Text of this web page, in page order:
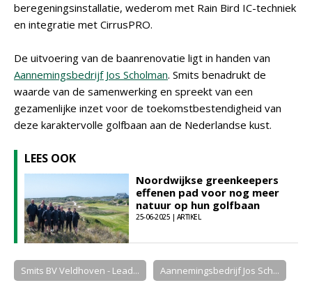
beregeningsinstallatie, wederom met Rain Bird IC-techniek
en integratie met CirrusPRO.
De uitvoering van de baanrenovatie ligt in handen van
Aannemingsbedrijf Jos Scholman. Smits benadrukt de
waarde van de samenwerking en spreekt van een
gezamenlijke inzet voor de toekomstbestendigheid van
deze karaktervolle golfbaan aan de Nederlandse kust.
LEES OOK
Noordwijkse greenkeepers
effenen pad voor nog meer
natuur op hun golfbaan
25-06-2025 | ARTIKEL
Smits BV Veldhoven - Lead... Aannemingsbedrijf Jos Sch...